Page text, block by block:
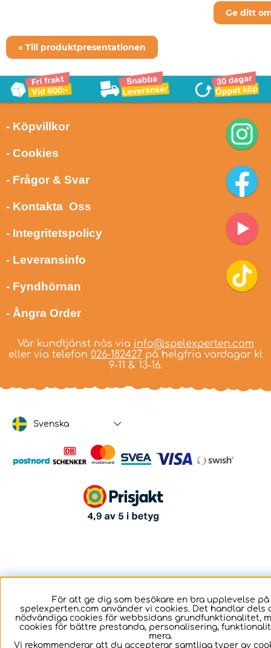
Ge ditt
« Till produktpresentationen
- Köpvillkor
- Cookies
- Frågor & Svar
- Kontakta Oss
- Integritetspolicy
- Leveransinfo
- Fyndhörnan
- Ångra Order
Vår kundtjänst nås via info@spelexperten.com
eller via telefon 026-182427 på helgfria vardagar kl
9-11 & 13-16.
Svenska
För att ge dig som besökare en bra upplevelse på
spelexperten.com använder vi cookies. Det handlar dels
nödvändiga cookies för webbsidans grundfunktionalitet,
cookies för bättre prestanda, personalisering,
mera.
Vi rekommenderar att du accepterar samtliga typer av